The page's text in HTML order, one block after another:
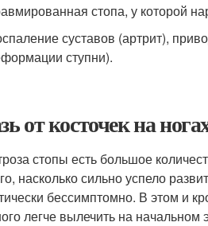
стопа, у которой
суставов (артрит),
ступни).
от косточек на
стопы есть большое
насколько сильно успело
бессимптомно. В этом и
легче вылечить на начальном